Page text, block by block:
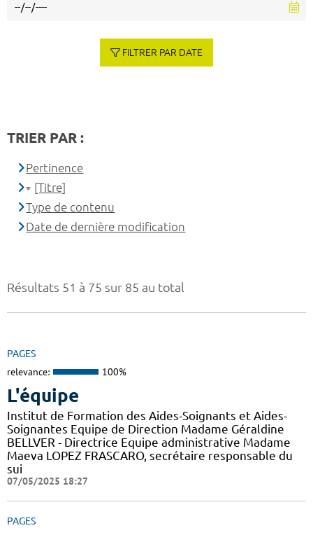
Résultats 51 à 75 sur 85 au total
PAGES
relevance: 100%
L'équipe
Institut de Formation des Aides-Soignants et Aides-
Soignantes Equipe de Direction Madame Géraldine
BELLVER - Directrice Equipe administrative Madame
Maeva LOPEZ FRASCARO, secrétaire responsable du
sui
07/05/2025 18:27
PAGES
FILTRER PAR DATE
TRIER PAR :
Pertinence
[Titre]
Type de contenu
Date de dernière modification